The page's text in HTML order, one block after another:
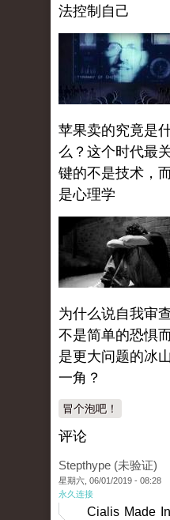
法控制自己
苹果卖的究竟是
么？这个时代最
键的不是技术，
是心理学
为什么说自我审
不是简单的恐惧
是更大问题的冰山
一角？
冒个泡吧！
评论
Stepthype (未验证)
星期六, 06/01/2019 - 08:28
永久连接
Cialis Made